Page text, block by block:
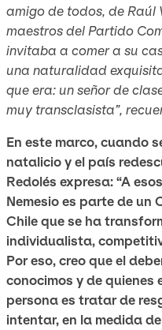
amigo de todos, de Raúl
maestros del Partido
invitaba a comer a su
una naturalidad
que era: un señor de
muy transclasista”,
En este marco, cuando
natalicio y el país
Redolés expresa: “A
Nemesio es parte de un
Chile que se ha
individualista,
Por eso, creo que el
conocimos y de quienes
persona es tratar de
intentar, en la medida